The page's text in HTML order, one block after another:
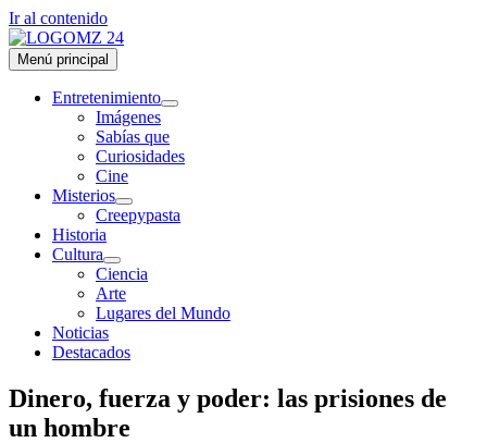
Ir al contenido
Menú principal
Entretenimiento
Imágenes
Sabías que
Curiosidades
Cine
Misterios
Creepypasta
Historia
Cultura
Ciencia
Arte
Lugares del Mundo
Noticias
Destacados
Dinero, fuerza y poder: las prisiones de
un hombre